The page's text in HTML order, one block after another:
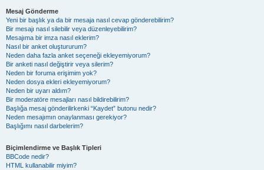
Mesaj Gönderme
Yeni bir başlık ya da bir mesaja nasıl cevap gönderebilirim?
Bir mesajı nasıl silebilir veya düzenleyebilirim?
Mesajıma bir imza nasıl eklerim?
Nasıl bir anket oluştururum?
Neden daha fazla anket seçeneği ekleyemiyorum?
Bir anketi nasıl değiştirir veya silerim?
Neden bir foruma erişimim yok?
Neden dosya ekleri ekleyemiyorum?
Neden bir uyarı aldım?
Bir moderatöre mesajları nasıl bildirebilirim?
Başlığa mesaj gönderilirkenki “Kaydet” butonu nedir?
Neden mesajımın onaylanması gerekiyor?
Başlığımı nasıl darbelerim?
Biçimlendirme ve Başlık Tipleri
BBCode nedir?
HTML kullanabilir miyim?